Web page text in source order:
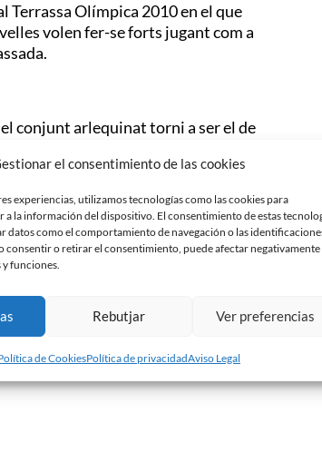
el consentimiento de las cookies
experiencias, utilizamos tecnologías como las cookies para
a la información del dispositivo. El consentimiento de estas
datos como el comportamiento de navegación o las
consentir o retirar el consentimiento, puede afectar negativamente
funciones.
Rebutjar Ver preferencias
de CookiesPolítica de privacidadAviso Legal
Terrassa Olímpica 2010 en el que
volen fer-se forts jugant com a
conjunt arlequinat torni a ser el de
l»objectiu de fer-se a la victòria i
un partit fàcil‘»A tots dos equips
mai dóna l»esquena a l»equip.
Vallès. Recordem que els socis del
el seu carnet de soci.